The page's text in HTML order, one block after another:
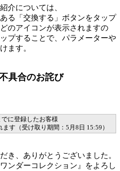
介については、
る「交換する」ボタンをタップ
のアイコンが表示されますの
プすることで、パラメーターや
ます。
具合のお詫び
に登録したお客様
す（受け取り期間：5月8日 15:59）
き、ありがとうございました。
ンダーコレクション』をよろし